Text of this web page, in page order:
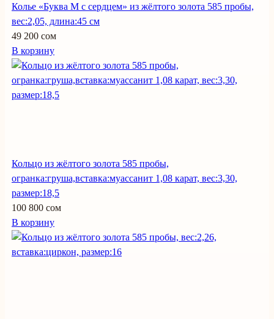
Колье «Буква М с сердцем» из жёлтого золота 585 пробы,
вес:2,05, длина:45 см
49 200 сом
В корзину
Кольцо из жёлтого золота 585 пробы,
огранка:груша,вставка:муассанит 1,08 карат, вес:3,30,
размер:18,5
100 800 сом
В корзину